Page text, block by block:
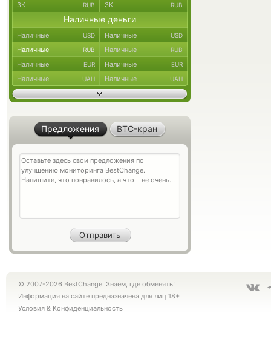
ЗК RUB ЗК RUB
Наличные деньги
Наличные USD Наличные USD
Наличные RUB Наличные RUB
Наличные EUR Наличные EUR
Наличные UAH Наличные UAH
Предложения BTC-кран
© 2007-2026 BestChange. Знаем, где обменять!
Информация на сайте предназначена для лиц 18+
Условия & Конфиденциальность